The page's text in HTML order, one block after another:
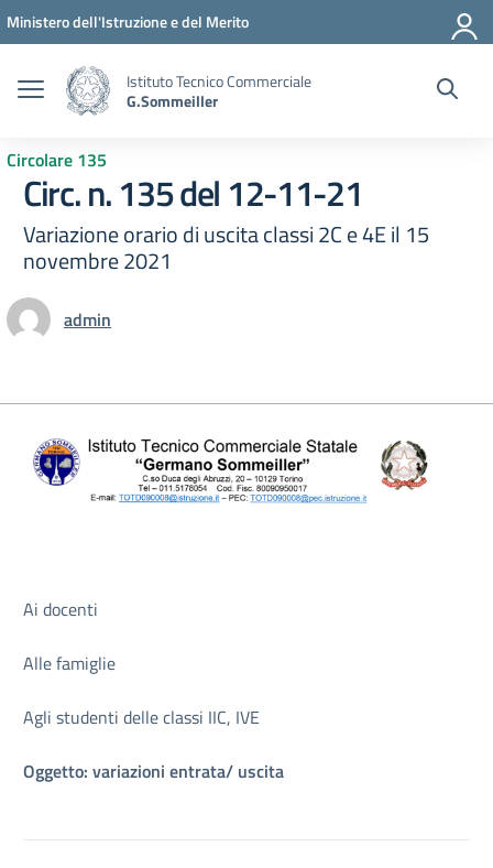
Vai ai contenuti
Vai al menu di navigazione
Vai al footer
Ministero dell'Istruzione e del Merito
Istituto Tecnico Commerciale
G.Sommeiller
Circolare 135
Circ. n. 135 del 12-11-21
Variazione orario di uscita classi 2C e 4E il 15
novembre 2021
admin
Ai docenti
Alle famiglie
Agli studenti delle classi IIC, IVE
Oggetto: variazioni entrata/ uscita